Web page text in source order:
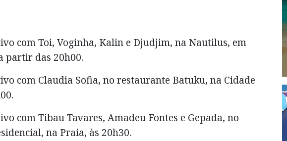
com Toi, Voginha, Kalin e Djudjim, na Nautilus, em
partir das 20h00.
com Claudia Sofia, no restaurante Batuku, na Cidade
com Tibau Tavares, Amadeu Fontes e Gepada, no
na Praia, às 20h30.